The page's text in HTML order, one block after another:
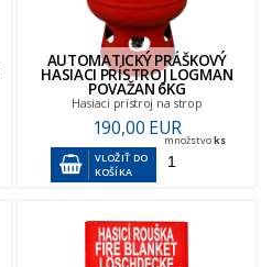
AUTOMATICKÝ PRÁŠKOVÝ
HASIACI PRÍSTROJ LOGMAN
POVAŽAN 6KG
Hasiaci prístroj na strop
190,00 EUR
VLOŽIŤ DO
KOŠÍKA
množstvoks